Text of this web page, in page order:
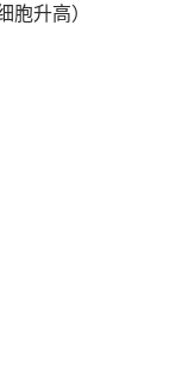
胞升高）